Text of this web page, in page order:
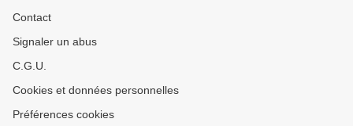
Contact
Signaler un abus
C.G.U.
Cookies et données personnelles
Préférences cookies